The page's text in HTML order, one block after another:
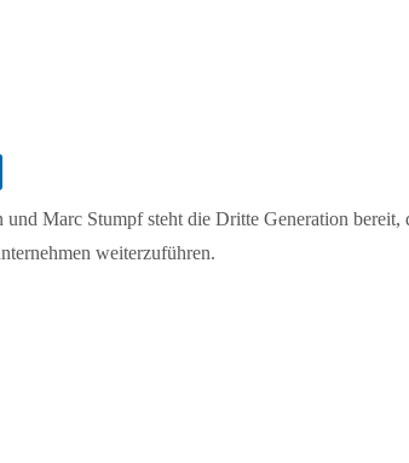
Marc Stumpf steht die Dritte Generation bereit,
weiterzuführen.